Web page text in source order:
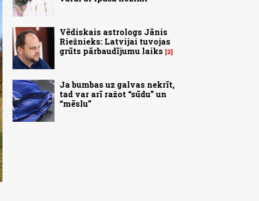
Vēdiskais astrologs Jānis
Riežnieks: Latvijai tuvojas
grūts pārbaudījumu laiks
2
Ja bumbas uz galvas nekrīt,
tad var arī ražot “sūdu” un
“mēslu”